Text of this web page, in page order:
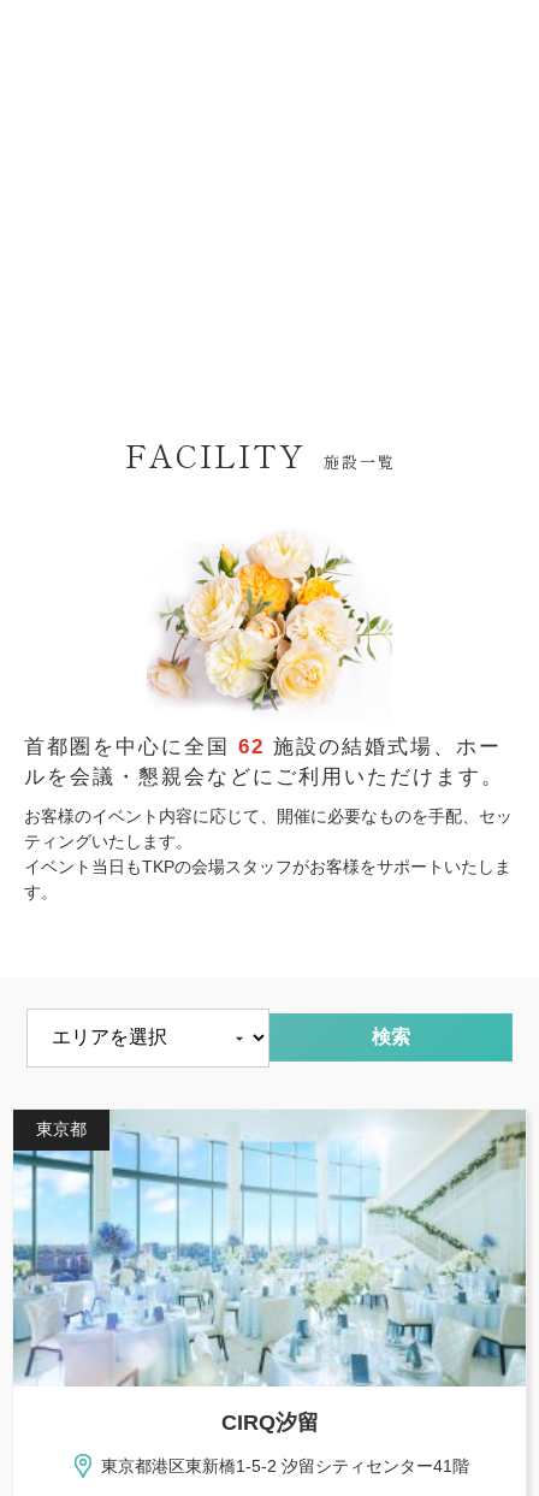
FACILITY 施設一覧
首都圏を中心に全国 62 施設の結婚式場、 ホー
ルを会議・懇親会などにご利用いただけます。
お客様のイベント内容に応じて、開催に必要なものを手配、セッ
ティングいたします。
イベント当日もTKPの会場スタッフがお客様をサポートいたしま
す。
東京都
CIRQ汐留
東京都港区東新橋1-5-2 汐留シティセンター41階